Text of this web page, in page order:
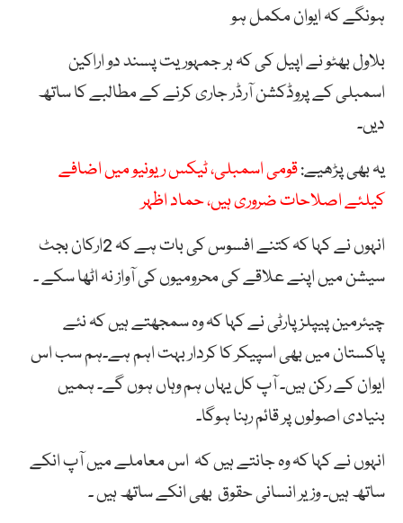
ہونگے کہ ایوان مکمل ہو
بلاول بھٹو نے اپیل کی کہ ہر جمہوریت پسند دو اراکین
اسمبلی کے پروڈکشن آرڈر جاری کرنے کے مطالبے کا ساتھ
دیں۔
یہ بھی پڑھیے:قومی اسمبلی، ٹیکس ریونیو میں اضافے
کیلئے اصلاحات ضروری ہیں، حماد اظہر
انہوں نے کہا کہ کتنے افسوس کی بات ہے کہ 2ارکان بجٹ
سیشن میں اپنے علاقے کی محرومیوں کی آواز نہ اٹھا سکے ۔
چیئرمین پیپلزپارٹی نے کہا کہ وہ سمجھتے ہیں کہ نئے
پاکستان میں بھی اسپیکر کا کردار بہت اہم ہے۔ہم سب اس
ایوان کے رکن ہیں۔ آپ کل یہاں ہم وہاں ہوں گے۔ ہمیں
بنیادی اصولوں پر قائم رہنا ہوگا۔
انہوں نے کہا کہ وہ جانتے ہیں کہ اس معاملے میں آپ انکے
ساتھ ہیں۔ وزیر انسانی حقوق بھی انکے ساتھ ہیں ۔